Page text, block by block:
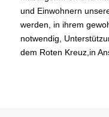
und Einwohnern
werden, in ihrem
notwendig,
dem Roten Kreuz,in